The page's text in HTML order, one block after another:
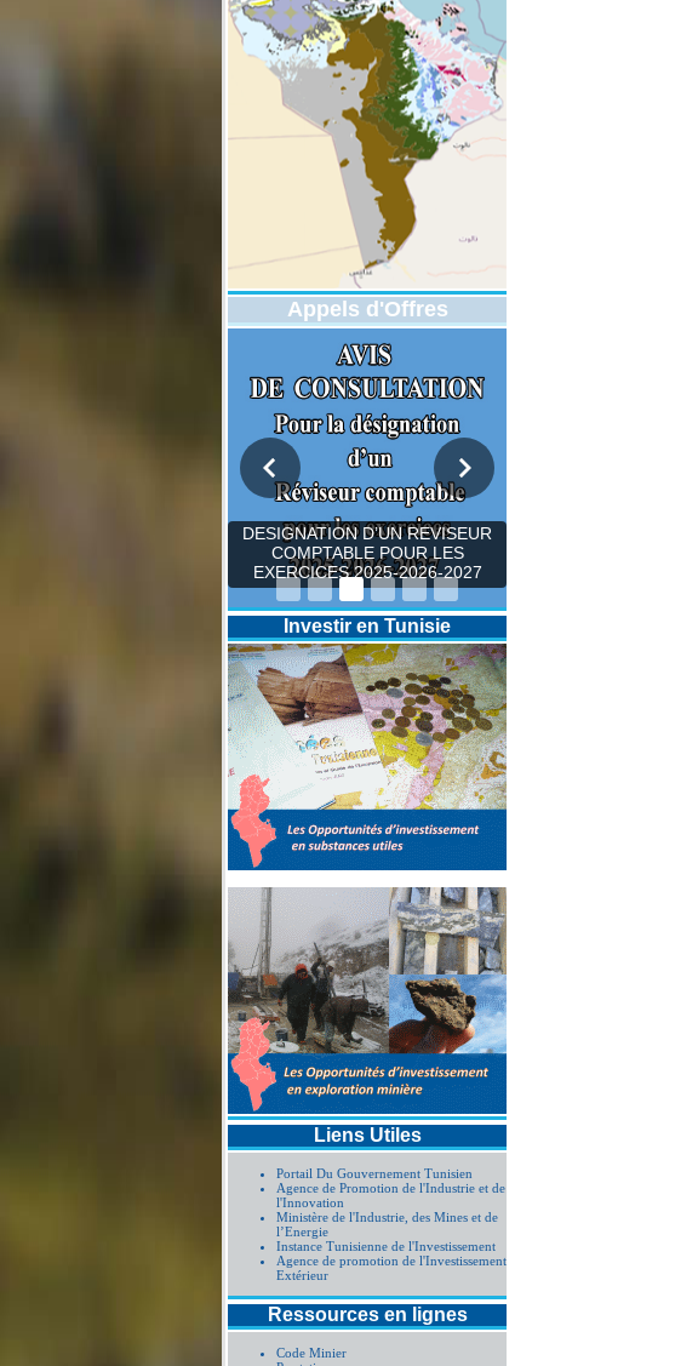
Appels d'Offres
DESIGNATION D’UN REVISEUR
COMPTABLE POUR LES
EXERCICES 2025-2026-2027
Investir en Tunisie
Liens Utiles
Portail Du Gouvernement Tunisien
Agence de Promotion de l'Industrie et de
l'Innovation
Ministère de l'Industrie, des Mines et de
l’Energie
Instance Tunisienne de l'Investissement
Agence de promotion de l'Investissement
Extérieur
Ressources en lignes
Code Minier